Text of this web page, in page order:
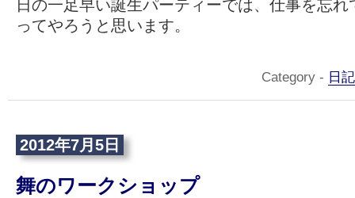
日の一足早い誕生パーティーでは、仕事を忘
ってやろうと思います。
Category - 日記
2012年7月5日
舞のワークショップ